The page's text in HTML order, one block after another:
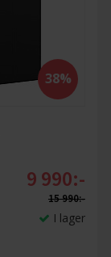
38%
9 990:-
15 990:-
I lager